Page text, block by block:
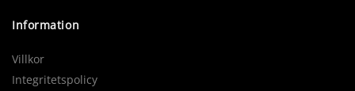
Information
Villkor
Integritetspolicy